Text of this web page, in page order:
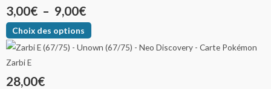
3,00€ – 9,00€
Choix des options
Zarbi E
28,00€